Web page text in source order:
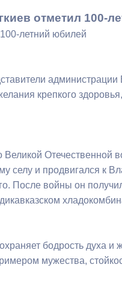
отметил 100-
летний юбилей
крепкого
Отечественной
селу и продвигался к
После войны он
бодрость духа и
мужества,